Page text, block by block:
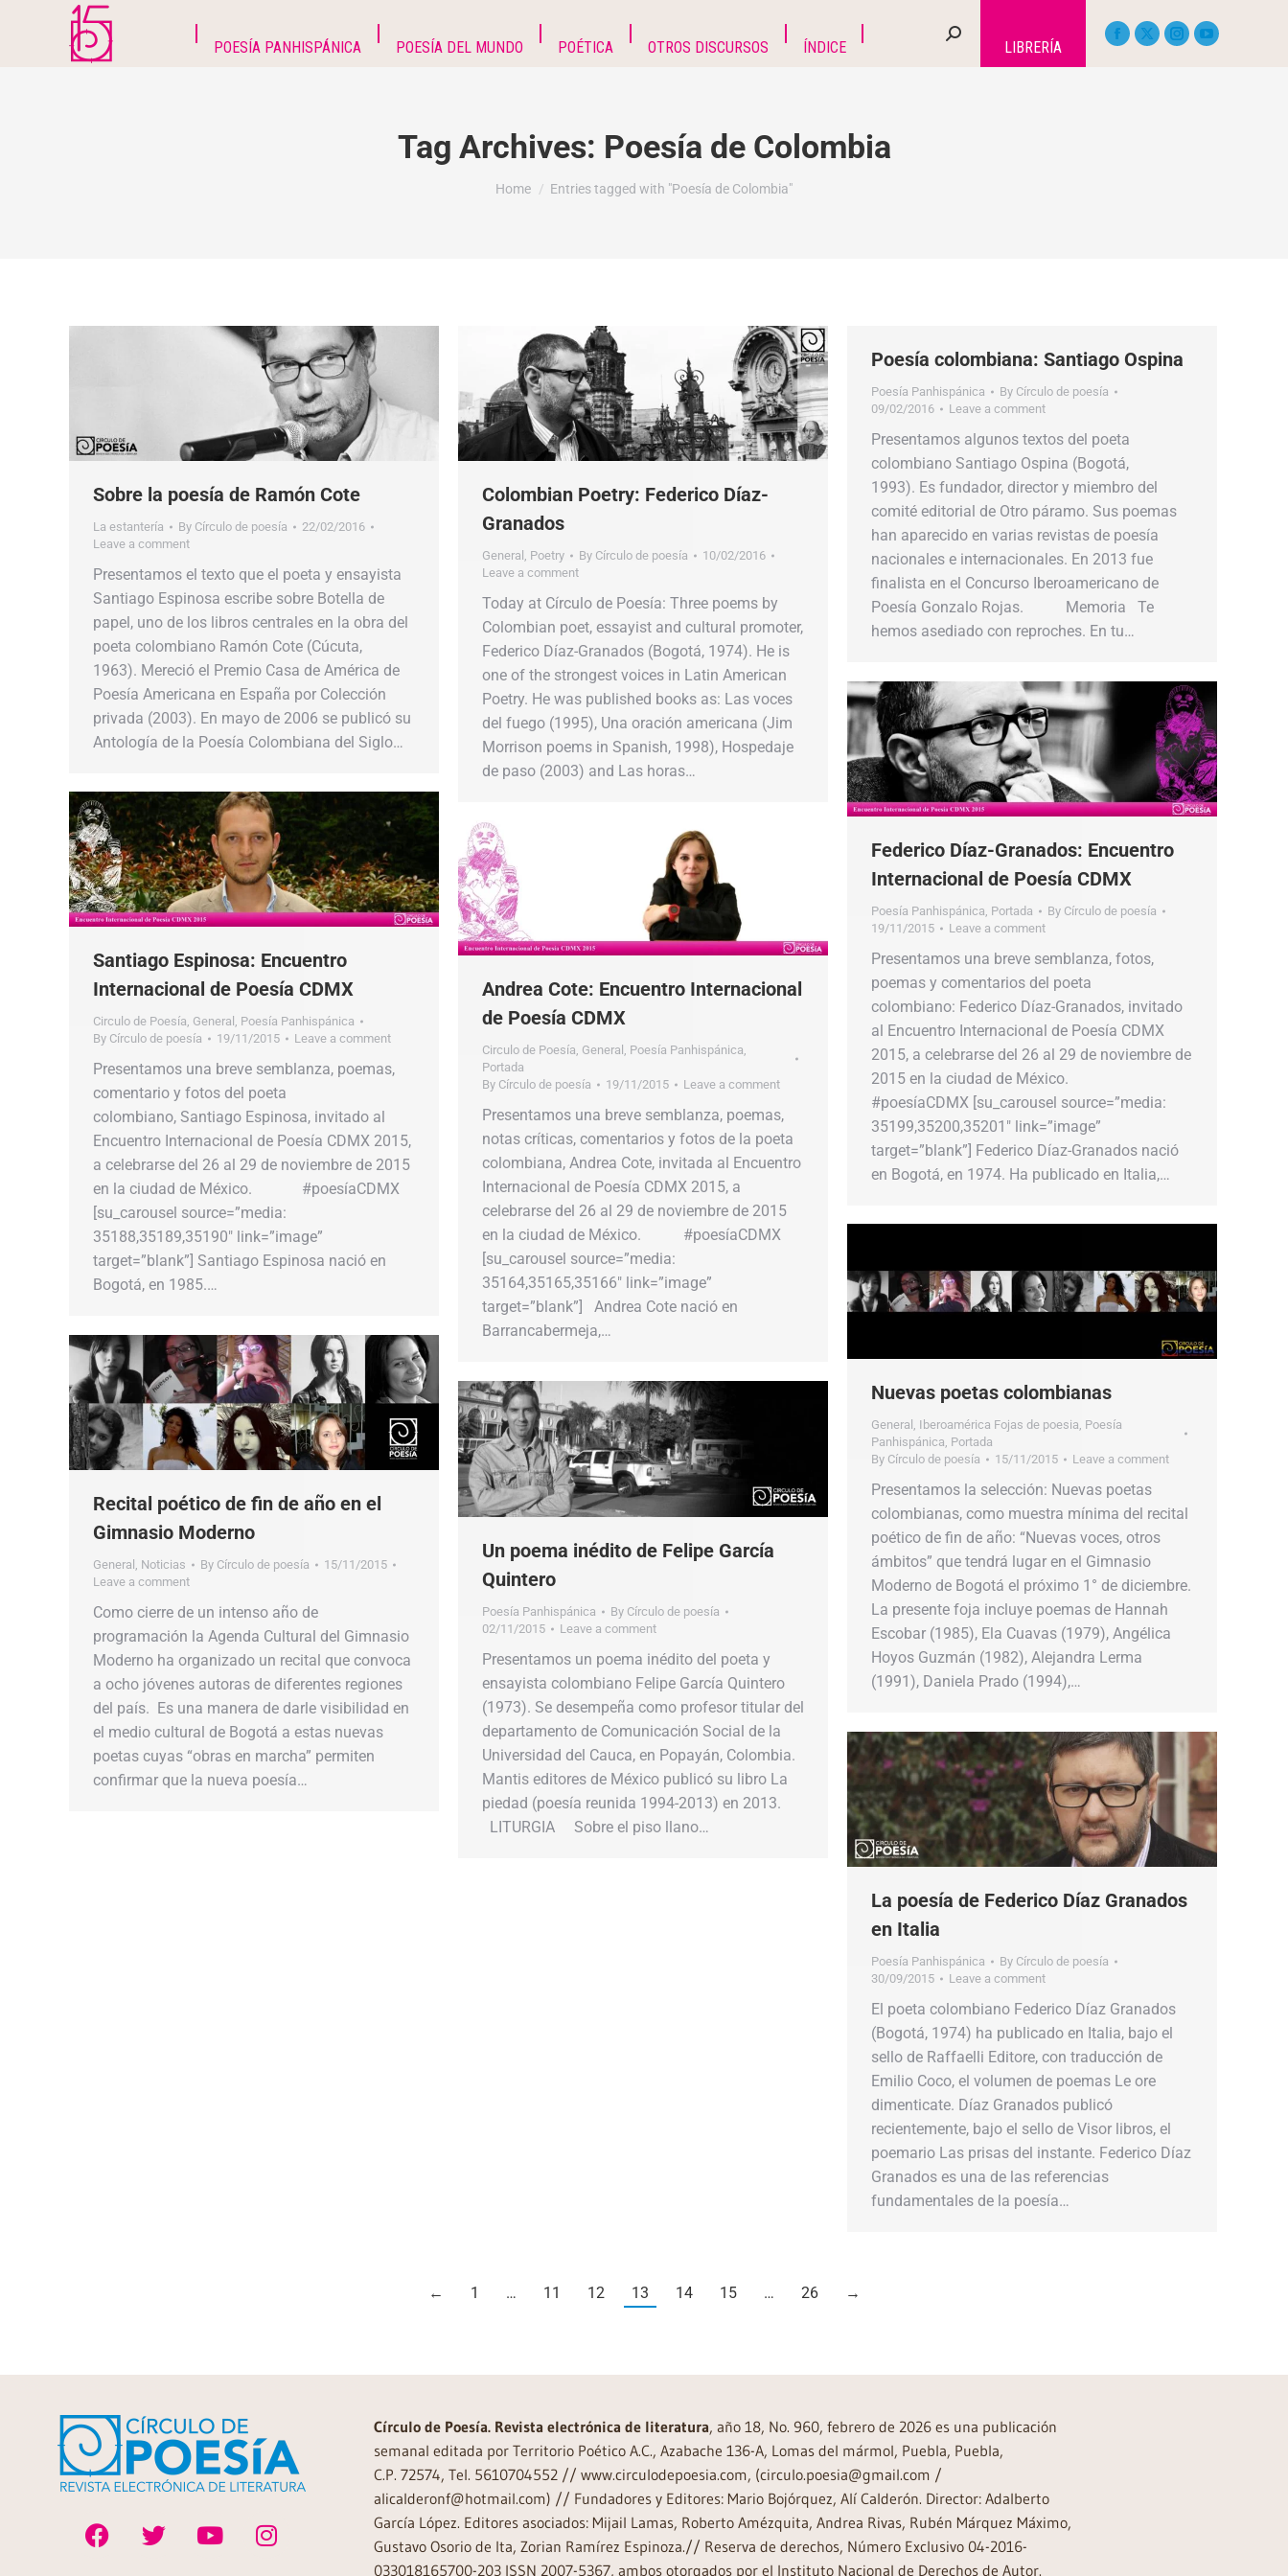
POESÍA PANHISPÁNICA POESÍA DEL MUNDO POÉTICA OTROS DISCURSOS ÍNDICE LIBRERÍA
Tag Archives: Poesía de Colombia
You are here:
Home Entries tagged with "Poesía de Colombia"
Sobre la poesía de Ramón Cote
La estantería By Círculo de poesía
22/02/2016
Leave a comment
Presentamos el texto que el poeta y ensayista
Santiago Espinosa escribe sobre Botella de
papel, uno de los libros centrales en la obra del
poeta colombiano Ramón Cote (Cúcuta,
1963). Mereció el Premio Casa de América de
Poesía Americana en España por Colección
privada (2003). En mayo de 2006 se publicó su
Antología de la Poesía Colombiana del Siglo…
Colombian Poetry: Federico Díaz-
Granados
General Poetry By Círculo de poesía
10/02/2016
Leave a comment
Today at Círculo de Poesía: Three poems by
Colombian poet, essayist and cultural promoter,
Federico Díaz-Granados (Bogotá, 1974). He is
one of the strongest voices in Latin American
Poetry. He was published books as: Las voces
del fuego (1995), Una oración americana (Jim
Morrison poems in Spanish, 1998), Hospedaje
de paso (2003) and Las horas…
Poesía colombiana: Santiago Ospina
Poesía Panhispánica By Círculo de poesía
09/02/2016
Leave a comment
Presentamos algunos textos del poeta
colombiano Santiago Ospina (Bogotá,
1993). Es fundador, director y miembro del
comité editorial de Otro páramo. Sus poemas
han aparecido en varias revistas de poesía
nacionales e internacionales. En 2013 fue
finalista en el Concurso Iberoamericano de
Poesía Gonzalo Rojas. Memoria Te
hemos asediado con reproches. En tu…
Federico Díaz-Granados: Encuentro
Internacional de Poesía CDMX
Poesía Panhispánica Portada By Círculo de poesía
19/11/2015
Leave a comment
Presentamos una breve semblanza, fotos,
poemas y comentarios del poeta
colombiano: Federico Díaz-Granados, invitado
al Encuentro Internacional de Poesía CDMX
2015, a celebrarse del 26 al 29 de noviembre de
2015 en la ciudad de México.
#poesíaCDMX [su_carousel source=”media:
35199,35200,35201″ link=”image”
target=”blank”] Federico Díaz-Granados nació
en Bogotá, en 1974. Ha publicado en Italia,…
Santiago Espinosa: Encuentro
Internacional de Poesía CDMX
Circulo de Poesía General Poesía Panhispánica
By Círculo de poesía 19/11/2015 Leave a comment
Presentamos una breve semblanza, poemas,
comentario y fotos del poeta
colombiano, Santiago Espinosa, invitado al
Encuentro Internacional de Poesía CDMX 2015,
a celebrarse del 26 al 29 de noviembre de 2015
en la ciudad de México. #poesíaCDMX
[su_carousel source=”media:
35188,35189,35190″ link=”image”
target=”blank”] Santiago Espinosa nació en
Bogotá, en 1985.…
Andrea Cote: Encuentro Internacional
de Poesía CDMX
Circulo de Poesía General Poesía Panhispánica
Portada
By Círculo de poesía 19/11/2015 Leave a comment
Presentamos una breve semblanza, poemas,
notas críticas, comentarios y fotos de la poeta
colombiana, Andrea Cote, invitada al Encuentro
Internacional de Poesía CDMX 2015, a
celebrarse del 26 al 29 de noviembre de 2015
en la ciudad de México. #poesíaCDMX
[su_carousel source=”media:
35164,35165,35166″ link=”image”
target=”blank”] Andrea Cote nació en
Barrancabermeja,…
Nuevas poetas colombianas
General Iberoamérica Fojas de poesia Poesía
Panhispánica Portada
By Círculo de poesía 15/11/2015 Leave a comment
Presentamos la selección: Nuevas poetas
colombianas, como muestra mínima del recital
poético de fin de año: “Nuevas voces, otros
ámbitos” que tendrá lugar en el Gimnasio
Moderno de Bogotá el próximo 1° de diciembre.
La presente foja incluye poemas de Hannah
Escobar (1985), Ela Cuavas (1979), Angélica
Hoyos Guzmán (1982), Alejandra Lerma
(1991), Daniela Prado (1994),…
Recital poético de fin de año en el
Gimnasio Moderno
General Noticias By Círculo de poesía
15/11/2015
Leave a comment
Como cierre de un intenso año de
programación la Agenda Cultural del Gimnasio
Moderno ha organizado un recital que convoca
a ocho jóvenes autoras de diferentes regiones
del país. Es una manera de darle visibilidad en
el medio cultural de Bogotá a estas nuevas
poetas cuyas “obras en marcha” permiten
confirmar que la nueva poesía…
Un poema inédito de Felipe García
Quintero
Poesía Panhispánica By Círculo de poesía
02/11/2015
Leave a comment
Presentamos un poema inédito del poeta y
ensayista colombiano Felipe García Quintero
(1973). Se desempeña como profesor titular del
departamento de Comunicación Social de la
Universidad del Cauca, en Popayán, Colombia.
Mantis editores de México publicó su libro La
piedad (poesía reunida 1994-2013) en 2013.
LITURGIA Sobre el piso llano…
La poesía de Federico Díaz Granados
en Italia
Poesía Panhispánica By Círculo de poesía
30/09/2015
Leave a comment
El poeta colombiano Federico Díaz Granados
(Bogotá, 1974) ha publicado en Italia, bajo el
sello de Raffaelli Editore, con traducción de
Emilio Coco, el volumen de poemas Le ore
dimenticate. Díaz Granados publicó
recientemente, bajo el sello de Visor libros, el
poemario Las prisas del instante. Federico Díaz
Granados es una de las referencias
fundamentales de la poesía…
← 1 … 11 12 13 14 15 … 26 →
Círculo de Poesía. Revista electrónica de literatura, año 18, No. 960, febrero de 2026 es una publicación
semanal editada por Territorio Poético A.C., Azabache 136-A, Lomas del mármol, Puebla, Puebla,
C.P. 72574, Tel. 5610704552 // www.circulodepoesia.com, (circulo.poesia@gmail.com /
alicalderonf@hotmail.com) // Fundadores y Editores: Mario Bojórquez, Alí Calderón. Director: Adalberto
García López. Editores asociados: Mijail Lamas, Roberto Amézquita, Andrea Rivas, Rubén Márquez Máximo,
Gustavo Osorio de Ita, Zorian Ramírez Espinoza.// Reserva de derechos, Número Exclusivo 04-2016-
033018165700-203 ISSN 2007-5367, ambos otorgados por el Instituto Nacional de Derechos de Autor.